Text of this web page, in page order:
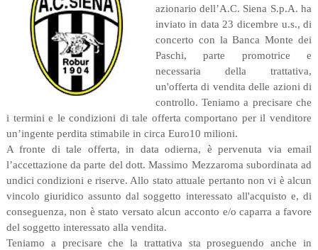
azionario dell’A.C. Siena S.p.A. ha
inviato in data 23 dicembre u.s., di
concerto con la Banca Monte dei
Paschi, parte promotrice e
necessaria della trattativa,
un'offerta di vendita delle azioni di
controllo. Teniamo a precisare che
i termini e le condizioni di tale offerta comportano per il venditore
un’ingente perdita stimabile in circa Euro10 milioni.
A fronte di tale offerta, in data odierna, è pervenuta via email
l’accettazione da parte del dott. Massimo Mezzaroma subordinata ad
undici condizioni e riserve. Allo stato attuale pertanto non vi è alcun
vincolo giuridico assunto dal soggetto interessato all'acquisto e, di
conseguenza, non è stato versato alcun acconto e/o caparra a favore
del soggetto interessato alla vendita.
Teniamo a precisare che la trattativa sta proseguendo anche in